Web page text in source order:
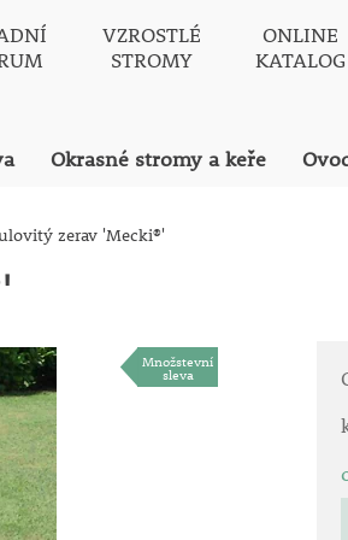
VZROSTLÉ
STROMY
ONLINE
KATALOG
Okrasné stromy a keře
zerav 'Mecki®'
Množstevní
sleva